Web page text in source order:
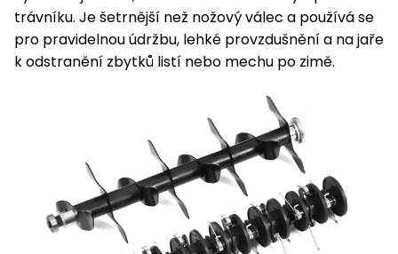
trávníku. Je šetrnější než nožový válec a používá se
pro pravidelnou údržbu, lehké provzdušnění a na jaře
k odstranění zbytků listí nebo mechu po zimě.